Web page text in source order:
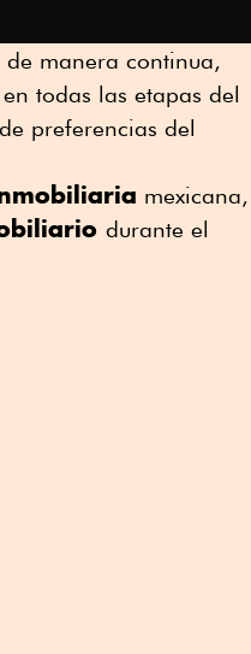
manera continua,
todas las etapas del
preferencias del
mexicana,
durante el